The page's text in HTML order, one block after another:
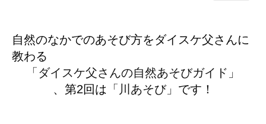
自然のなかでのあそび方をダイスケ父さんに
教わる
「ダイスケ父さんの自然あそびガイド」
、第2回は 「川あそび」 です！